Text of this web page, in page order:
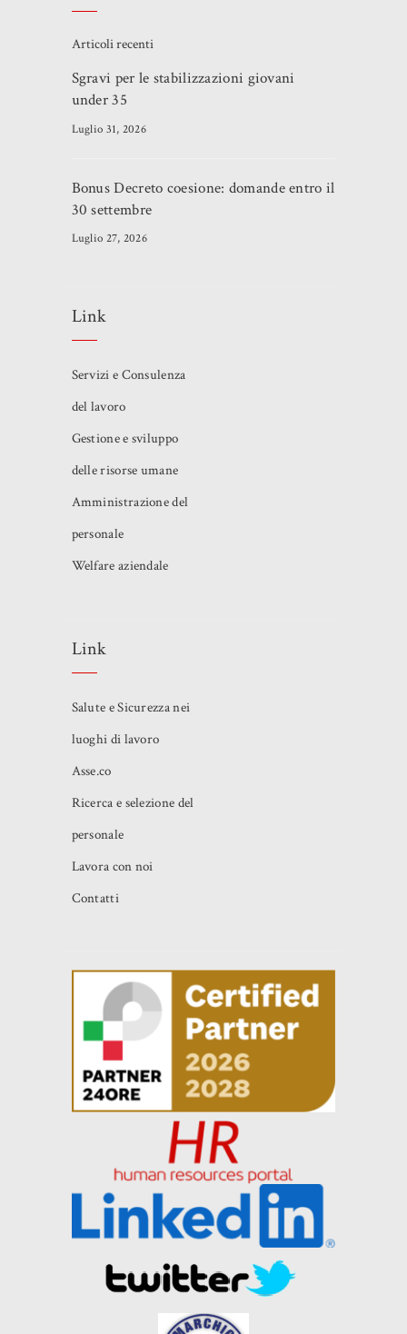
Articoli recenti
Sgravi per le stabilizzazioni giovani
under 35
Luglio 31, 2026
Bonus Decreto coesione: domande entro il
30 settembre
Luglio 27, 2026
Link
Servizi e Consulenza
del lavoro
Gestione e sviluppo
delle risorse umane
Amministrazione del
personale
Welfare aziendale
Link
Salute e Sicurezza nei
luoghi di lavoro
Asse.co
Ricerca e selezione del
personale
Lavora con noi
Contatti